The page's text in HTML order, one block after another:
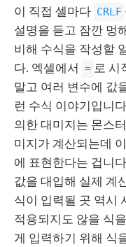
이 직접 셀마다 CRLF
설명을 듣고 잠깐 멍
비해 수식을 작성할
다. 엑셀에서 = 로 시
말고 여러 변수에 값
런 수식 이야기입니
의한 대미지는 몬스
미지가 계산되는데
에 표현한다는 겁니
값을 대입해 실제 계
식이 입력될 곳 역시
적용되지도 않을 식
게 입력하기 위해 식